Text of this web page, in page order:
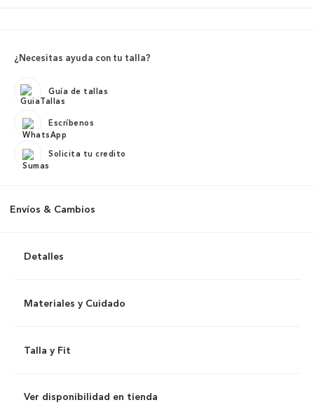
¿Necesitas ayuda con tu talla?
Guía de tallas
Escríbenos
Solicita tu credito
Envíos & Cambios
Detalles
Materiales y Cuidado
Talla y Fit
Ver disponibilidad en tienda